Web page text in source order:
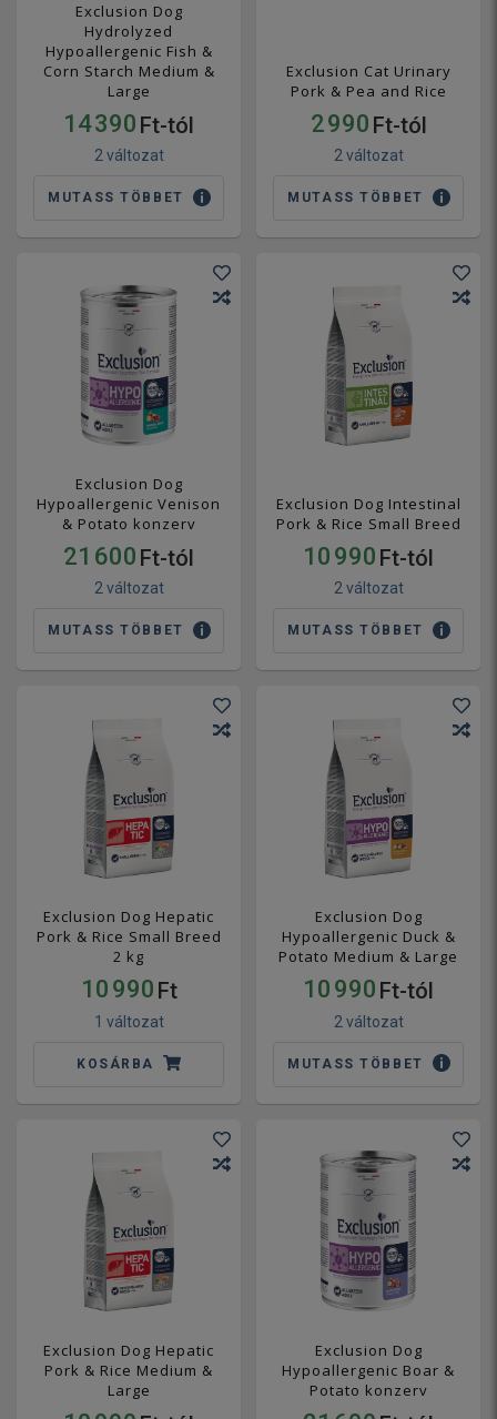
Exclusion Dog
Hydrolyzed
Hypoallergenic Fish &
Corn Starch Medium &
Large
14 390 Ft-tól
2 változat
MUTASS TÖBBET
Exclusion Cat Urinary
Pork & Pea and Rice
2 990 Ft-tól
2 változat
MUTASS TÖBBET
Exclusion Dog
Hypoallergenic Venison
& Potato konzerv
21 600 Ft-tól
2 változat
MUTASS TÖBBET
Exclusion Dog Intestinal
Pork & Rice Small Breed
10 990 Ft-tól
2 változat
MUTASS TÖBBET
Exclusion Dog Hepatic
Pork & Rice Small Breed
2 kg
10 990 Ft
1 változat
KOSÁRBA
Exclusion Dog
Hypoallergenic Duck &
Potato Medium & Large
10 990 Ft-tól
2 változat
MUTASS TÖBBET
Exclusion Dog Hepatic
Pork & Rice Medium &
Large
Exclusion Dog
Hypoallergenic Boar &
Potato konzerv